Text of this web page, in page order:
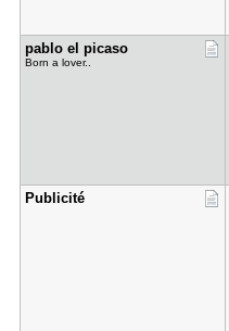
pablo el p​icaso
Born a lover..
Publicité